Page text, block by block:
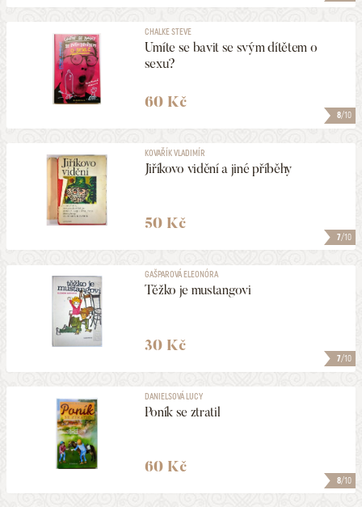
8/10
CHALKE STEVE
Umíte se bavit se svým dítětem o
sexu?
60 Kč
7/10
KOVAŘÍK VLADIMÍR
Jiříkovo vidění a jiné příběhy
50 Kč
7/10
GAŠPAROVÁ ELEONÓRA
Těžko je mustangovi
30 Kč
8/10
DANIELSOVÁ LUCY
Poník se ztratil
60 Kč